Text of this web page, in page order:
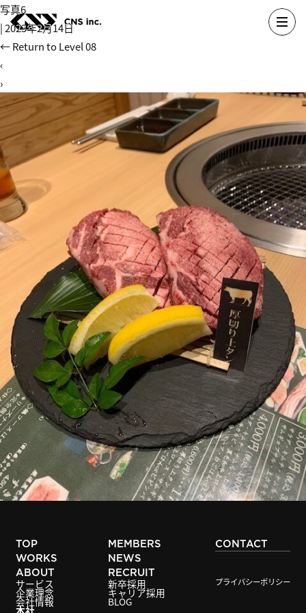
Skip
to
the
content
写真6
|2023年2月14日
←Return to Level 08
‹
›
TOP
WORKS
ABOUT
サービス
企業理念
会社情報
MEMBERS
NEWS
RECRUIT
新卒採用
キャリア採用
BLOG
CONTACT
プライバシーポリシー